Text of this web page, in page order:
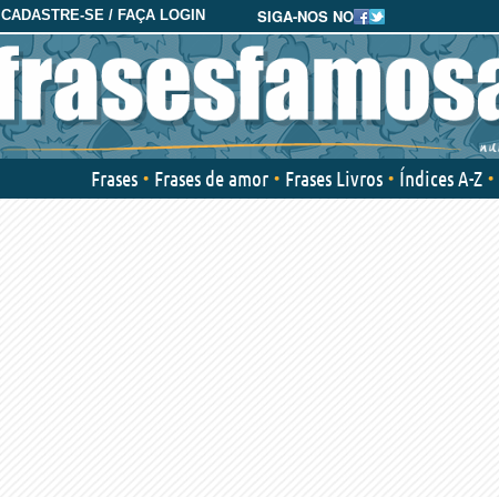
SIGA-NOS NO
CADASTRE-SE / FAÇA LOGIN
Frases Frases de amor Frases Livros Índices A-Z